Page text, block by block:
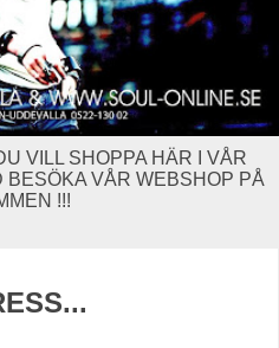
VILL SHOPPA HÄR I VÅR
BESÖKA VÅR WEBSHOP PÅ
!!!